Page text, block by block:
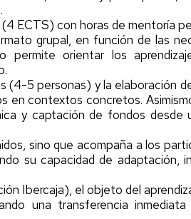
ECTS) con horas de mentoría
grupal, en función de las
permite orientar los
(4-5 personas) y la elaboración
en contextos concretos.
y captación de fondos desde
sino que acompaña a los
su capacidad de adaptación,
Ibercaja), el objeto del
una transferencia